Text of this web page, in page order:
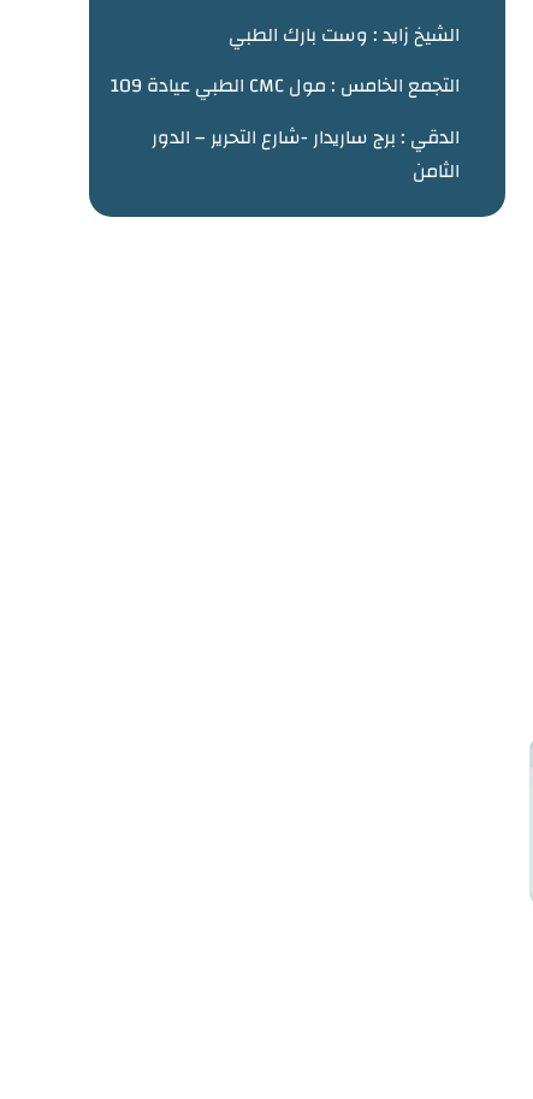
الشيخ زايد : وست بارك الطبي
التجمع الخامس : مول CMC الطبي عيادة 109
الدقي : برج ساريدار -شارع التحرير – الدور
الثامن